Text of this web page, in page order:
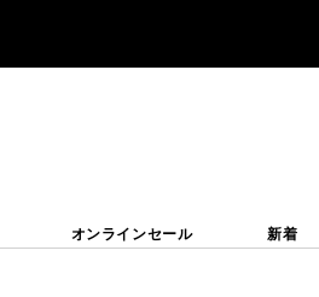
オンラインセール 新着